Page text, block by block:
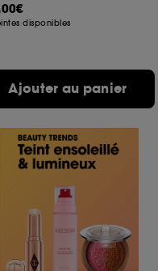
disponibles
Ajouter au panier